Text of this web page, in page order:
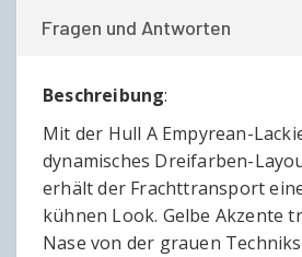
Fragen und Antworten
Beschreibung:
Mit der Hull A Empyrean-
dynamisches Dreifarben-
erhält der Frachttransport
kühnen Look. Gelbe Akzente
Nase von der grauen